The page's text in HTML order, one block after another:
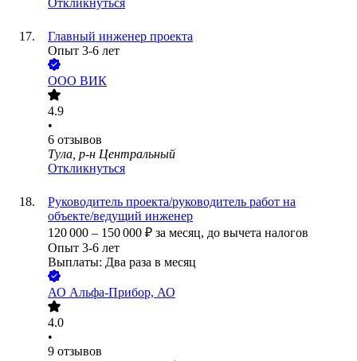
Откликнуться
Главный инженер проекта
Опыт 3-6 лет
ООО ВИК
4.9
•
6 отзывов
Тула, р-н Центральный
Откликнуться
Руководитель проекта/руководитель работ на
объекте/ведущий инженер
120 000 – 150 000 ₽ за месяц, до вычета налогов
Опыт 3-6 лет
Выплаты: Два раза в месяц
АО Альфа-Прибор, АО
4.0
•
9 отзывов